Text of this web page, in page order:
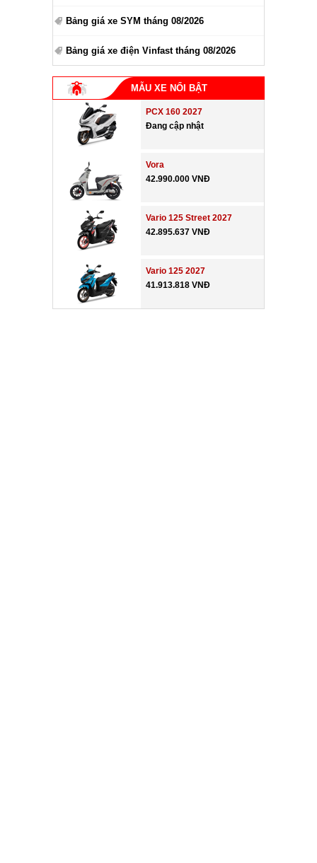
Bảng giá xe SYM tháng 08/2026
Bảng giá xe điện Vinfast tháng 08/2026
MẪU XE NỔI BẬT
PCX 160 2027
Đang cập nhật
Vora
42.990.000 VNĐ
Vario 125 Street 2027
42.895.637 VNĐ
Vario 125 2027
41.913.818 VNĐ